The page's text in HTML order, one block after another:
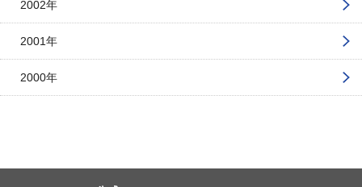
2002年
2001年
2000年